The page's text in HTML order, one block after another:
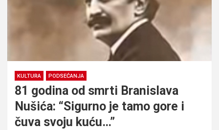
KULTURA PODSEĆANJA
81 godina od smrti Branislava
Nušića: “Sigurno je tamo gore i
čuva svoju kuću…”